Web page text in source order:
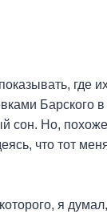
где
Барского в
сон. Но,
что тот
я думал,